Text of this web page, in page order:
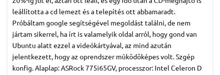
leállította a cd lemezt és a telepítés ott abbamaradt.
Próbáltam google segítségével megoldást találni, de nem
jártam sikerrel, ha írt is valamelyik oldal arról, hogy gond van
Ubuntu alatt ezzel a videókártyával, az mind azután
jelentkezett, hogy az oprendszer mûködõképes volt. Szgép
konfig. Alaplap: ASRock 775i65GV, processzor: Intel Celeron D